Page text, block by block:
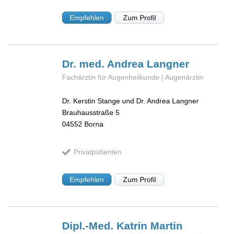
Empfehlen Zum Profil
Dr. med. Andrea Langner
Fachärztin für Augenheilkunde | Augenärztin
Dr. Kerstin Stange und Dr. Andrea Langner
Brauhausstraße 5
04552 Borna
Privatpatienten
Empfehlen Zum Profil
Dipl.-Med. Katrin Martin